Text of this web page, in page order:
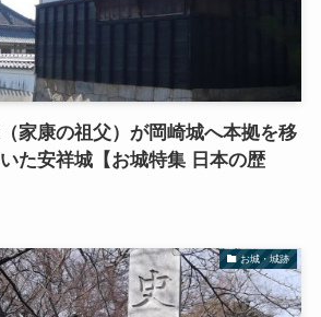
家康の祖父）が岡崎城へ本拠を移
た安祥城【お城特集 日本の歴
お城・城跡